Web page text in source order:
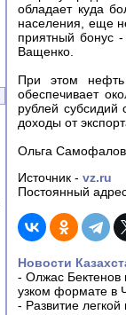
обладает куда
населения, еще
приятный бонус -
Ващенко.
При этом нефть
обеспечивает
рублей субсидий
доходы от
Ольга
Источник - vz.ru
Постоянный
Новости
- Олжас Бектенов
узком формате в
- Развитие